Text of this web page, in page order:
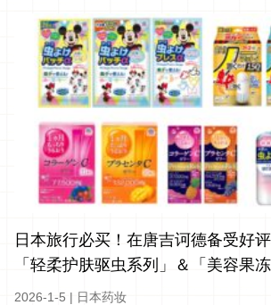
日本旅行必买！在唐吉诃德备受好
「轻柔护肤驱虫系列」＆「美容果冻
2026-1-5 | 日本药妆